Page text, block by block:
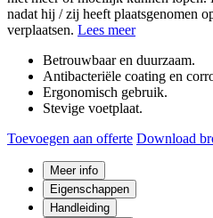
nadat hij / zij heeft plaatsgenomen
verplaatsen. Lees meer
Betrouwbaar en duurzaam.
Antibacteriële coating en
Ergonomisch gebruik.
Stevige voetplaat.
Toevoegen aan offerte Download
Meer info
Eigenschappen
Handleiding